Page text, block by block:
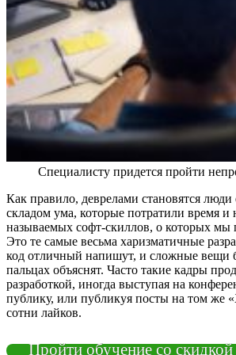
Специалисту придется пройти
Как правило, деврелами становятся люди
складом ума, которые потратили время и
называемых софт-скиллов, о которых мы
Это те самые весьма харизматичные
код отличный напишут, и сложные вещи
пальцах объяснят. Часто такие кадры
разработкой, иногда выступая на
публику, или публикуя посты на том же
сотни лайков.
Пройти обучение со